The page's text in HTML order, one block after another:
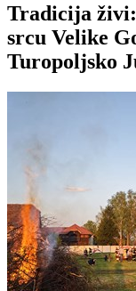
Tradicija
srcu Velike
Turopoljsko